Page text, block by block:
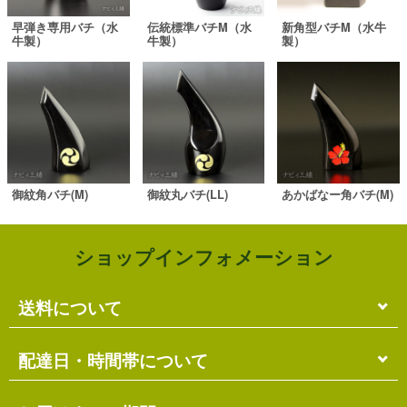
早弾き専用バチ（水
牛製）
伝統標準バチM（水
牛製）
新角型バチM（水牛
製）
御紋角バチ(M) 御紋丸バチ(LL) あかばなー角バチ(M)
ショップインフォメーション
送料について
単品のみの場合
各商品に記載の送料となります。
配達日・時間帯について